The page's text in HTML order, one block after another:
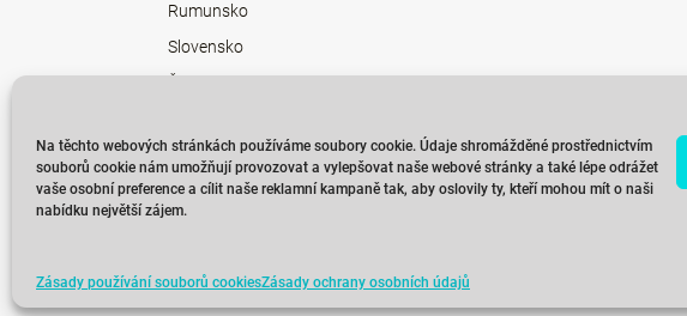
Na těchto webových stránkách používáme soubory cookie. Údaje shromážděné prostřednictvím
souborů cookie nám umožňují provozovat a vylepšovat naše webové stránky a také lépe odrážet
vaše osobní preference a cílit naše reklamní kampaně tak, aby oslovily ty, kteří mohou mít o naši
nabídku největší zájem.
Zásady používání souborů cookiesZásady ochrany osobních údajů
Rumunsko
Slovensko